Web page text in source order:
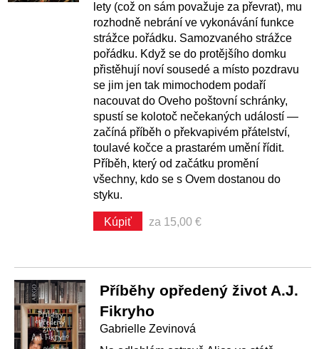
lety (což on sám považuje za převrat), mu
rozhodně nebrání ve vykonávání funkce
strážce pořádku. Samozvaného strážce
pořádku. Když se do protějšího domku
přistěhují noví sousedé a místo pozdravu
se jim jen tak mimochodem podaří
nacouvat do Oveho poštovní schránky,
spustí se kolotoč nečekaných událostí —
začíná příběh o překvapivém přátelství,
toulavé kočce a prastarém umění řídit.
Příběh, který od začátku promění
všechny, kdo se s Ovem dostanou do
styku.
Kúpiť za 15,00 €
Příběhy opředený život A.J.
Fikryho
Gabrielle Zevinová